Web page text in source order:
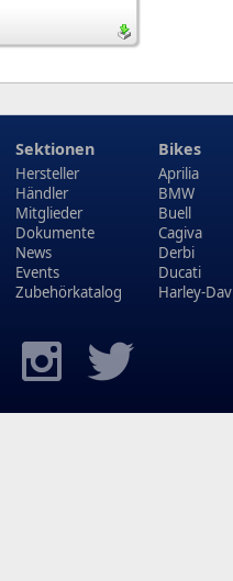
Sektionen
Hersteller
Händler
Mitglieder
Dokumente
News
Events
Zubehörkatalog
Bikes
Aprilia
BMW
Buell
Cagiva
Derbi
Ducati
Harley-